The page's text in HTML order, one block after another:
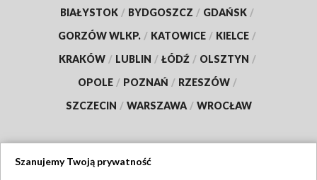
BIAŁYSTOK / BYDGOSZCZ / GDAŃSK /
GORZÓW WLKP. / KATOWICE / KIELCE /
KRAKÓW / LUBLIN / ŁÓDŹ / OLSZTYN /
OPOLE / POZNAŃ / RZESZÓW /
SZCZECIN / WARSZAWA / WROCŁAW
Szanujemy Twoją prywatność